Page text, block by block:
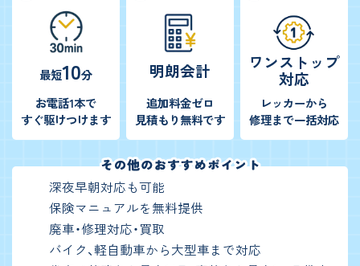
最短10分
お電話1本で
すぐ駆けつけます
明朗会計
追加料金ゼロ
見積もり無料です
ワンストップ
対応
レッカーから
修理まで一括対応
深夜早朝対応も可能
保険マニュアルを無料提供
廃車・修理対応・買取
バイク、軽自動車から大型車まで対応